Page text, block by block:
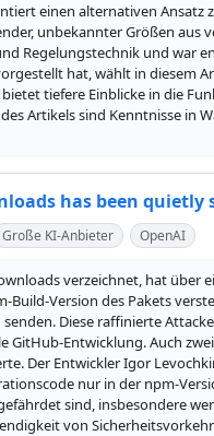
einen alternativen Ansatz
unbekannter Größen aus
Regelungstechnik und war
hat, wählt in diesem
tiefere Einblicke in die
Artikels sind Kenntnisse in
has been
Große KI-Anbieter OpenAI
verzeichnet, hat über
Version des Pakets
Diese raffinierte
Entwicklung. Auch
Der Entwickler Igor
nur in der npm-
sind, insbesondere
von